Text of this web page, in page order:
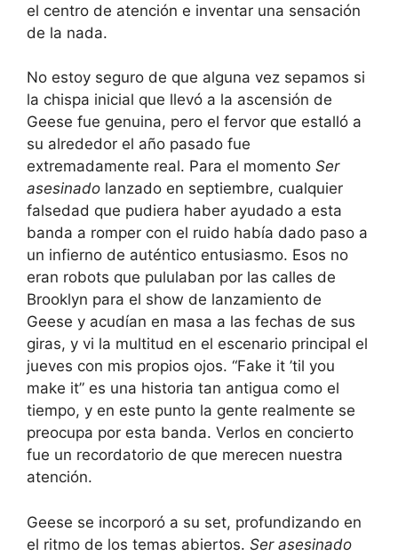
el centro de atención e inventar una sensación
de la nada.
No estoy seguro de que alguna vez sepamos si
la chispa inicial que llevó a la ascensión de
Geese fue genuina, pero el fervor que estalló a
su alrededor el año pasado fue
extremadamente real. Para el momento Ser
asesinado lanzado en septiembre, cualquier
falsedad que pudiera haber ayudado a esta
banda a romper con el ruido había dado paso a
un infierno de auténtico entusiasmo. Esos no
eran robots que pululaban por las calles de
Brooklyn para el show de lanzamiento de
Geese y acudían en masa a las fechas de sus
giras, y vi la multitud en el escenario principal el
jueves con mis propios ojos. “Fake it ’til you
make it” es una historia tan antigua como el
tiempo, y en este punto la gente realmente se
preocupa por esta banda. Verlos en concierto
fue un recordatorio de que merecen nuestra
atención.
Geese se incorporó a su set, profundizando en
el ritmo de los temas abiertos. Ser asesinado